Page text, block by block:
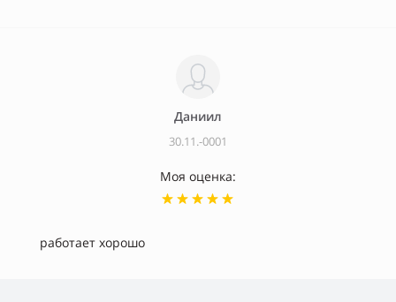
Даниил
30.11.-0001
Моя оценка:
работает хорошо